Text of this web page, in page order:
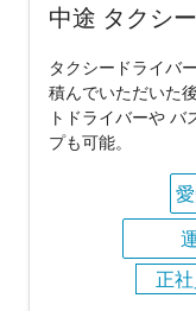
中途 タクシ
タクシードライバ
積んでいただいた
トドライバーや
プも可能。
正